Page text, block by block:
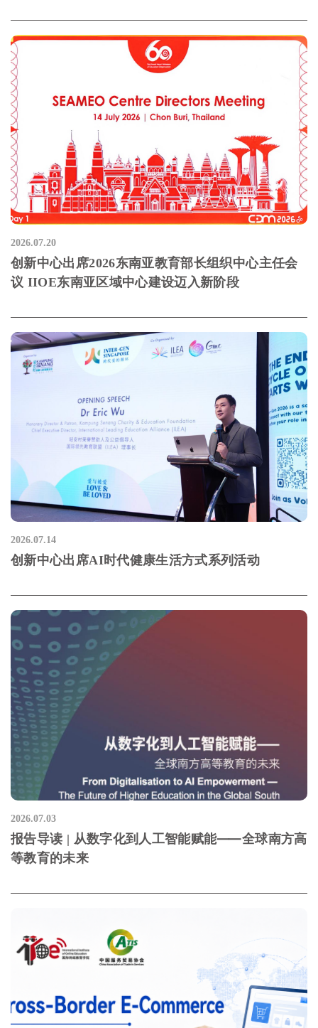
2026.07.20
创新中心出席2026东南亚教育部长组织中心主任会
议 IIOE东南亚区域中心建设迈入新阶段
2026.07.14
创新中心出席AI时代健康生活方式系列活动
2026.07.03
报告导读 | 从数字化到人工智能赋能⸺全球南方高
等教育的未来